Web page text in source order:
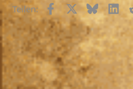
n
e
n
Teilen: FacebookX (Twitter)
Bluesky